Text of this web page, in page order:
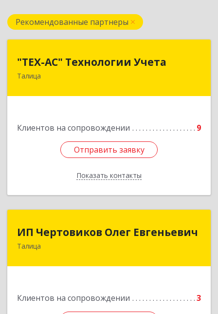
Рекомендованные партнеры
"ТЕХ-АС" Технологии Учета
Талица
Клиентов на сопровождении 9
Отправить заявку
Показать контакты
Отправить заявку
Назад
ИП Чертовиков Олег Евгеньевич
Талица
Клиентов на сопровождении 3
623640, Свердловская обл, Талица г, Ленина ул,